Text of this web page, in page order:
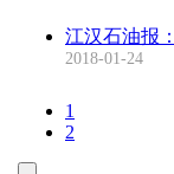
江汉石油报
2018-01-24
1
2